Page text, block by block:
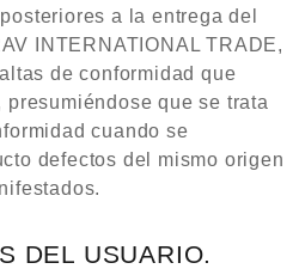
a la entrega del
INTERNATIONAL TRADE,
de conformidad que
que se trata
cuando se
defectos del mismo origen
DEL USUARIO.